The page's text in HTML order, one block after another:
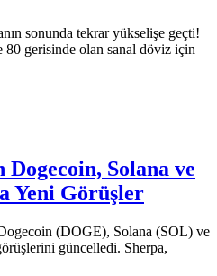
sonunda tekrar yükselişe geçti!
gerisinde olan sanal döviz için
Solana ve
Yeni Görüşler
(DOGE), Solana (SOL) ve
güncelledi. Sherpa,